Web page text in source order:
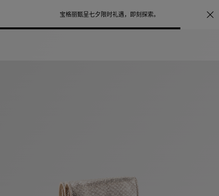
宝格丽甄呈七夕限时礼遇， 即刻探索。